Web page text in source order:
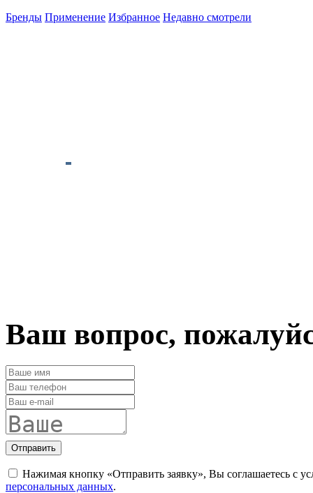
Бренды Применение Избранное Недавно смотрели
Ваш вопрос,
Отправить
Нажимая кнопку «Отправить заявку», Вы соглашаетесь с
персональных данных.